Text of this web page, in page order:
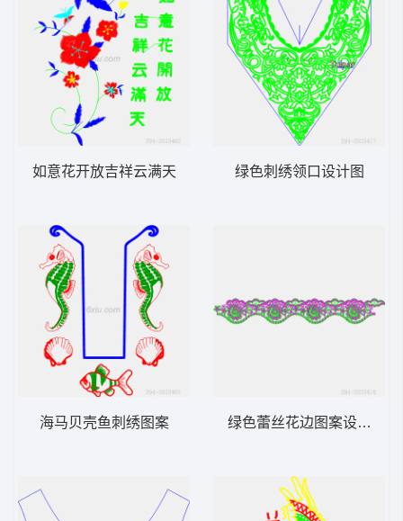
如意花开放吉祥云满天
海马贝壳鱼刺绣图案
绿色刺绣领口设计图
绿色蕾丝花边图案设计图